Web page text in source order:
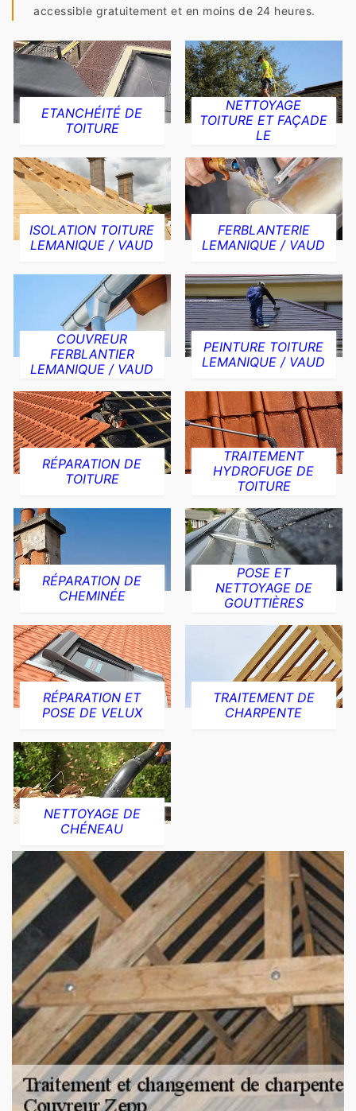
accessible gratuitement et en moins de 24 heures.
ETANCHÉITÉ DE
TOITURE
NETTOYAGE
TOITURE ET FAÇADE
LE
ISOLATION TOITURE
LEMANIQUE / VAUD
FERBLANTERIE
LEMANIQUE / VAUD
COUVREUR
FERBLANTIER
LEMANIQUE / VAUD
PEINTURE TOITURE
LEMANIQUE / VAUD
RÉPARATION DE
TOITURE
TRAITEMENT
HYDROFUGE DE
TOITURE
RÉPARATION DE
CHEMINÉE
POSE ET
NETTOYAGE DE
GOUTTIÈRES
RÉPARATION ET
POSE DE VELUX
TRAITEMENT DE
CHARPENTE
NETTOYAGE DE
CHÉNEAU